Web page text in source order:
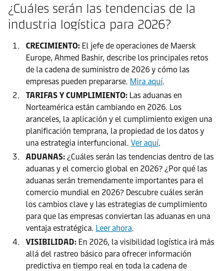
¿Cuáles serán las tendencias de la
industria logística para 2026?
CRECIMIENTO: El jefe de operaciones de Maersk
Europe, Ahmed Bashir, describe los principales retos
de la cadena de suministro de 2026 y cómo las
empresas pueden prepararse. Mira aquí.
TARIFAS Y CUMPLIMIENTO: Las aduanas en
Norteamérica están cambiando en 2026. Los
aranceles, la aplicación y el cumplimiento exigen una
planificación temprana, la propiedad de los datos y
una estrategia interfuncional. Ver aquí.
ADUANAS: ¿Cuáles serán las tendencias dentro de las
aduanas y el comercio global en 2026? ¿Por qué las
aduanas serán tremendamente importantes para el
comercio mundial en 2026? Descubre cuáles serán
los cambios clave y las estrategias de cumplimiento
para que las empresas conviertan las aduanas en una
ventaja estratégica. Leer ahora.
VISIBILIDAD: En 2026, la visibilidad logística irá más
allá del rastreo básico para ofrecer información
predictiva en tiempo real en toda la cadena de